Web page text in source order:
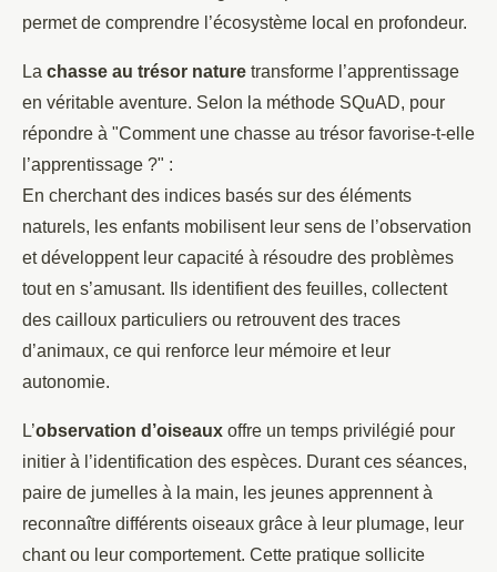
permet de comprendre l’écosystème local en profondeur.
La chasse au trésor nature transforme l’apprentissage
en véritable aventure. Selon la méthode SQuAD, pour
répondre à "Comment une chasse au trésor favorise-t-elle
l’apprentissage ?" :
En cherchant des indices basés sur des éléments
naturels, les enfants mobilisent leur sens de l’observation
et développent leur capacité à résoudre des problèmes
tout en s’amusant. Ils identifient des feuilles, collectent
des cailloux particuliers ou retrouvent des traces
d’animaux, ce qui renforce leur mémoire et leur
autonomie.
L’observation d’oiseaux offre un temps privilégié pour
initier à l’identification des espèces. Durant ces séances,
paire de jumelles à la main, les jeunes apprennent à
reconnaître différents oiseaux grâce à leur plumage, leur
chant ou leur comportement. Cette pratique sollicite